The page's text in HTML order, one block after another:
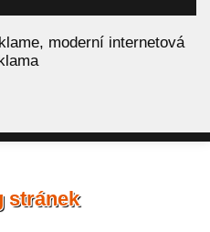
moderní internetová
stránek